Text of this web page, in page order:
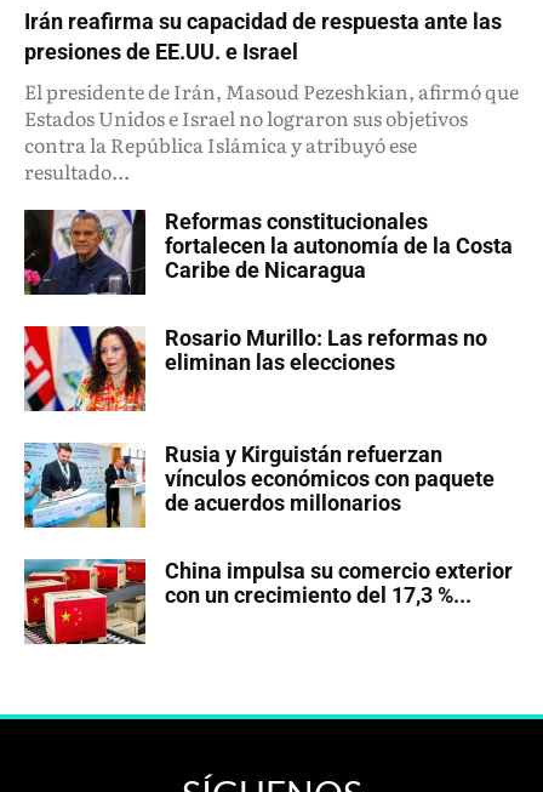
Irán reafirma su capacidad de respuesta ante las
presiones de EE.UU. e Israel
El presidente de Irán, Masoud Pezeshkian, afirmó que
Estados Unidos e Israel no lograron sus objetivos
contra la República Islámica y atribuyó ese
resultado...
Reformas constitucionales
fortalecen la autonomía de la Costa
Caribe de Nicaragua
Rosario Murillo: Las reformas no
eliminan las elecciones
Rusia y Kirguistán refuerzan
vínculos económicos con paquete
de acuerdos millonarios
China impulsa su comercio exterior
con un crecimiento del 17,3 %...